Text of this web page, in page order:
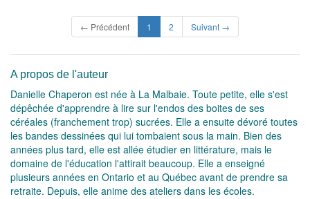
← Précédent 1 (current)
2 Suivant →
A propos de l'auteur
Danielle Chaperon est née à La Malbaie. Toute petite, elle s'est
dépêchée d'apprendre à lire sur l'endos des boites de ses
céréales (franchement trop) sucrées. Elle a ensuite dévoré toutes
les bandes dessinées qui lui tombaient sous la main. Bien des
années plus tard, elle est allée étudier en littérature, mais le
domaine de l'éducation l'attirait beaucoup. Elle a enseigné
plusieurs années en Ontario et au Québec avant de prendre sa
retraite. Depuis, elle anime des ateliers dans les écoles.